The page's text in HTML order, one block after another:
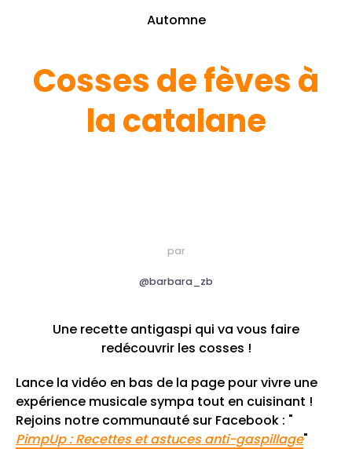
Automne
Cosses de fèves à
la catalane
par
@barbara_zb
Une recette antigaspi qui va vous faire
redécouvrir les cosses !
Lance la vidéo en bas de la page pour vivre une
expérience musicale sympa tout en cuisinant !
Rejoins notre communauté sur Facebook : "
PimpUp : Recettes et astuces anti-gaspillage"